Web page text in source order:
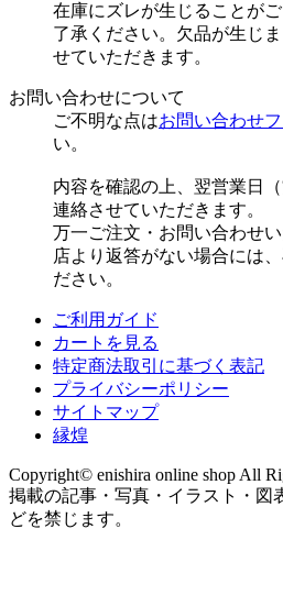
在庫にズレが生じることが
了承ください。欠品が生じ
せていただきます。
お問い合わせについて
ご不明な点はお問い合わせ
い。
内容を確認の上、翌営業日
連絡させていただきます。
万一ご注文・お問い合わせ
店より返答がない場合には
ださい。
ご利用ガイド
カートを見る
特定商法取引に基づく表記
プライバシーポリシー
サイトマップ
縁煌
Copyright© enishira online shop All
掲載の記事・写真・イラスト・図
どを禁じます。